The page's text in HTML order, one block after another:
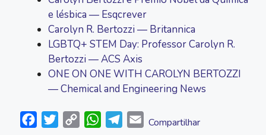
e lésbica — Esqcrever
Carolyn R. Bertozzi — Britannica
LGBTQ+ STEM Day: Professor Carolyn R.
Bertozzi — ACS Axis
ONE ON ONE WITH CAROLYN BERTOZZI
— Chemical and Engineering News
W
ECompartilhar